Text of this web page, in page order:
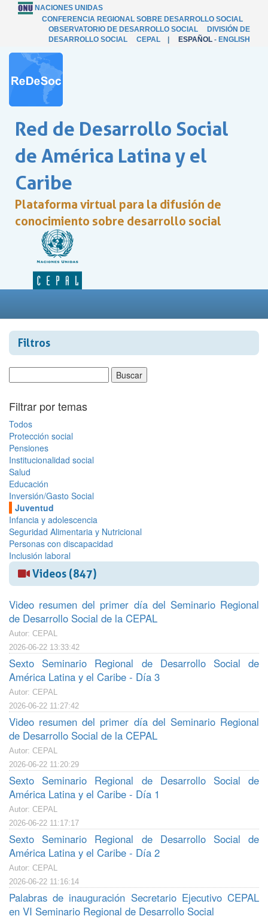
NACIONES UNIDAS
CONFERENCIA REGIONAL SOBRE DESARROLLO SOCIAL
OBSERVATORIO DE DESARROLLO SOCIAL
DIVISIÓN DE
DESARROLLO SOCIAL
CEPAL ESPAÑOL - ENGLISH
Red de Desarrollo Social
de América Latina y el
Caribe
Plataforma virtual para la difusión de
conocimiento sobre desarrollo social
Filtros
Filtrar por temas
Todos
Protección social
Pensiones
Institucionalidad social
Salud
Educación
Inversión/Gasto Social
Juventud
Infancia y adolescencia
Seguridad Alimentaria y Nutricional
Personas con discapacidad
Inclusión laboral
Videos (847)
Video resumen del primer día del Seminario Regional
de Desarrollo Social de la CEPAL
Autor: CEPAL
2026-06-22 13:33:42
Sexto Seminario Regional de Desarrollo Social de
América Latina y el Caribe - Día 3
Autor: CEPAL
2026-06-22 11:27:42
Video resumen del primer día del Seminario Regional
de Desarrollo Social de la CEPAL
Autor: CEPAL
2026-06-22 11:20:29
Sexto Seminario Regional de Desarrollo Social de
América Latina y el Caribe - Día 1
Autor: CEPAL
2026-06-22 11:17:17
Sexto Seminario Regional de Desarrollo Social de
América Latina y el Caribe - Día 2
Autor: CEPAL
2026-06-22 11:16:14
Palabras de inauguración Secretario Ejecutivo CEPAL
en VI Seminario Regional de Desarrollo Social